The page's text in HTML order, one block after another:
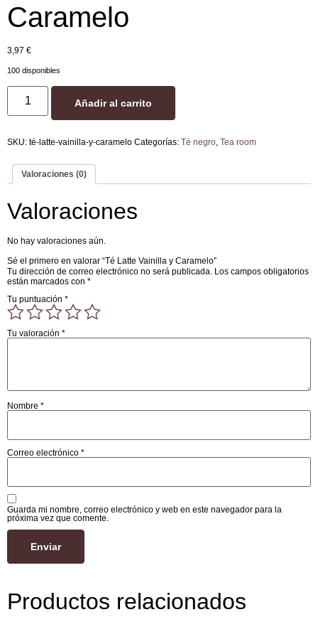
Caramelo
3,97 €
100 disponibles
Añadir al carrito
SKU: té-latte-vainilla-y-caramelo Categorías: Té negro Tea room
Valoraciones (0)
Valoraciones
No hay valoraciones aún.
Sé el primero en valorar “Té Latte Vainilla y Caramelo”
Tu dirección de correo electrónico no será publicada. Los campos obligatorios
están marcados con *
Tu puntuación *
Tu valoración *
Nombre *
Correo electrónico *
Guarda mi nombre, correo electrónico y web en este navegador para la
próxima vez que comente.
Productos relacionados